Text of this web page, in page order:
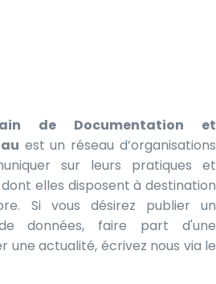
de Documentation et
est un réseau d’organisations
sur leurs pratiques et
elles disposent à destination
Si vous désirez publier un
données, faire part d'une
une actualité, écrivez nous via le